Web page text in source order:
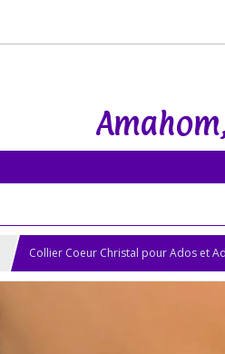
Collier Coeur Christal pour Ados et